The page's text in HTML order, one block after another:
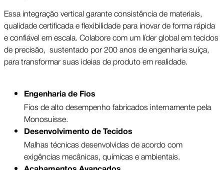
Essa integração vertical garante consistência de materiais,
qualidade certificada e flexibilidade para inovar de forma rápida
e confiável em escala. Colabore com um líder global em tecidos
de precisão, sustentado por 200 anos de engenharia suíça,
para transformar suas ideias de produto em realidade.
Engenharia de Fios
Fios de alto desempenho fabricados internamente pela
Monosuisse.
Desenvolvimento de Tecidos
Malhas técnicas desenvolvidas de acordo com
exigências mecânicas, químicas e ambientais.